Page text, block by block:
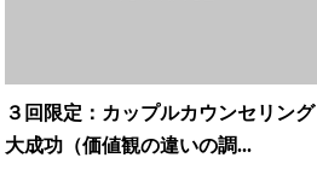
３回限定：カップルカウンセリング
大成功（価値観の違いの調...